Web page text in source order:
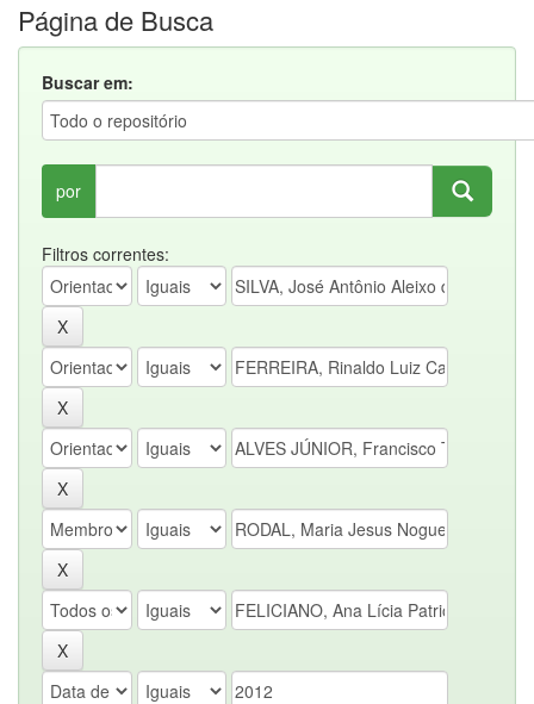
Página de Busca
Buscar em:
por
Filtros correntes: